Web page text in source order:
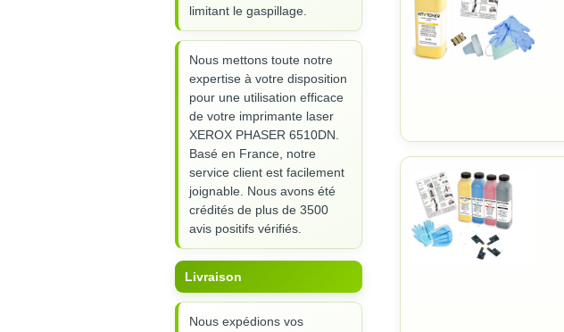
limitant le gaspillage.
Nous mettons toute notre
expertise à votre disposition
pour une utilisation efficace
de votre imprimante laser
XEROX PHASER 6510DN.
Basé en France, notre
service client est facilement
joignable. Nous avons été
crédités de plus de 3500
avis positifs vérifiés.
Livraison
Nous expédions vos